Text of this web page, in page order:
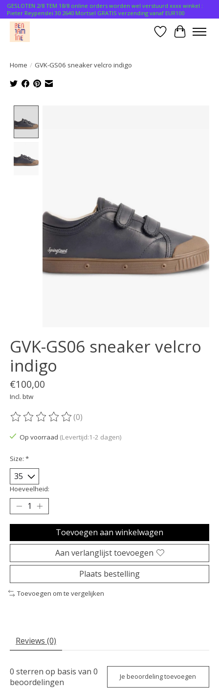
GESLOTEN 2/8 TEM 18/8 online orders worden wel verstuurd xxxx winkel :
Pieter Reypenslei 30 2640 Mortsel GRATIS verzending vanaf EUR100
Verlanglijst
Home / GVK-GS06 sneaker velcro indigo
GVK-GS06 sneaker velcro
indigo
€100,00
Incl. btw
De beoordeling van dit product is
(0)
Op voorraad (Levertijd:1-2 dagen)
Size: *
Hoeveelheid:
Toevoegen aan winkelwagen
Aan verlanglijst toevoegen
Plaats bestelling
Toevoegen om te vergelijken
Reviews (0)
0 sterren op basis van 0
beoordelingen
Je beoordeling toevoegen